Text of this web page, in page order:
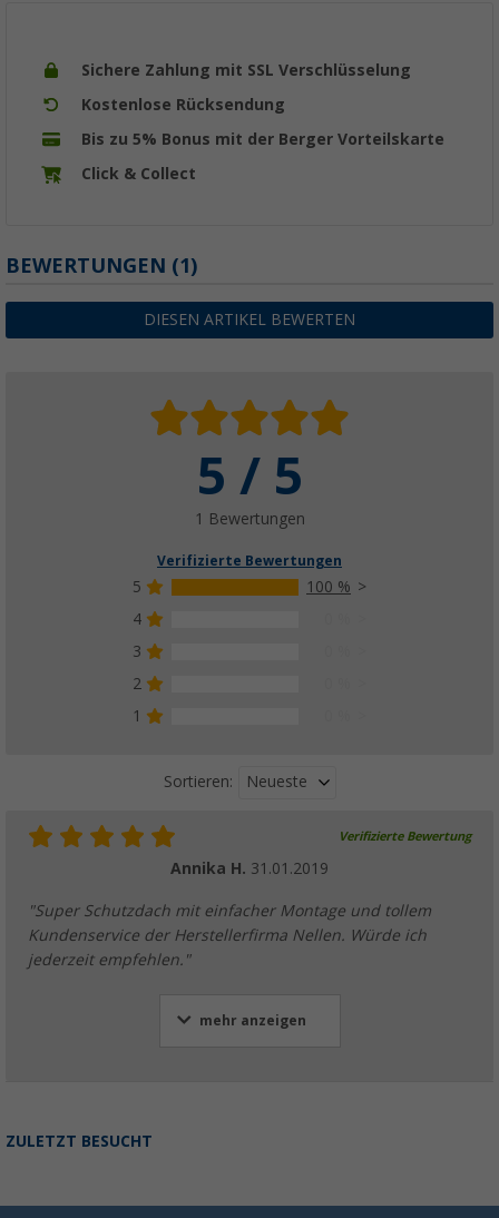
Sichere Zahlung mit SSL Verschlüsselung
Kostenlose Rücksendung
Bis zu 5% Bonus mit der Berger Vorteilskarte
Click & Collect
BEWERTUNGEN (1)
DIESEN ARTIKEL BEWERTEN
5 / 5
1 Bewertungen
Verifizierte Bewertungen
5
100 %
4
3
2
1
Sortieren: Neueste
Verifizierte Bewertung
Annika H. 31.01.2019
"Super Schutzdach mit einfacher Montage und tollem
Kundenservice der Herstellerfirma Nellen. Würde ich
jederzeit empfehlen."
mehr anzeigen
ZULETZT BESUCHT